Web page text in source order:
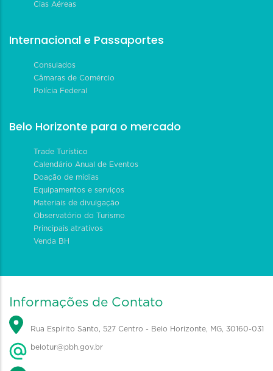
Cias Aéreas
Internacional e Passaportes
Consulados
Câmaras de Comércio
Polícia Federal
Belo Horizonte para o mercado
Trade Turístico
Calendário Anual de Eventos
Doação de mídias
Equipamentos e serviços
Materiais de divulgação
Observatório do Turismo
Principais atrativos
Venda BH
Informações de Contato
Rua Espírito Santo, 527 Centro - Belo Horizonte, MG, 30160-031
belotur@pbh.gov.br